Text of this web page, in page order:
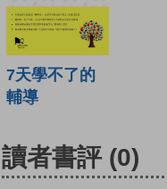
7天學不了的
輔導
讀者書評 (0)